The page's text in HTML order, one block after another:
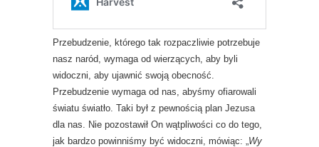
Przebudzenie, którego tak rozpaczliwie potrzebuje
nasz naród, wymaga od wierzących, aby byli
widoczni, aby ujawnić swoją obecność.
Przebudzenie wymaga od nas, abyśmy ofiarowali
światu światło. Taki był z pewnością plan Jezusa
dla nas. Nie pozostawił On wątpliwości co do tego,
jak bardzo powinniśmy być widoczni, mówiąc: „Wy